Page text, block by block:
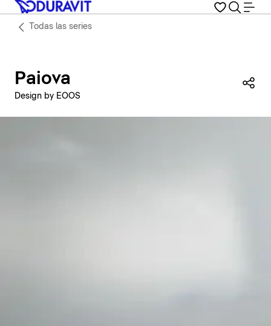
Todas las series
Paiova
Design by EOOS